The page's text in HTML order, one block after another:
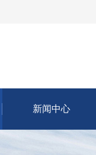
新闻中心